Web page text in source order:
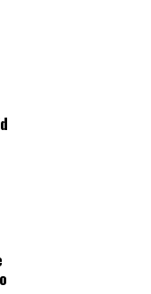
en las zonas
de sequía
sus
de la comunidad,
ante las
gestiones
fue posible
el